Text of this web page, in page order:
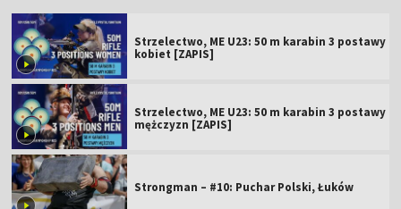
Strzelectwo, ME U23: 50 m karabin 3 postawy
kobiet [ZAPIS]
Strzelectwo, ME U23: 50 m karabin 3 postawy
mężczyzn [ZAPIS]
Strongman – #10: Puchar Polski, Łuków